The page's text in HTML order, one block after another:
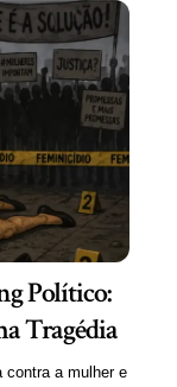
Político:
Tragédia
contra a mulher e